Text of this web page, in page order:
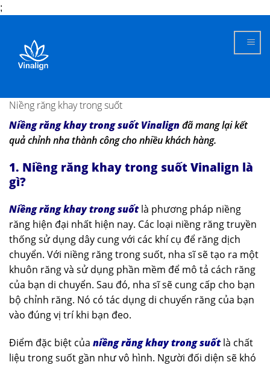
;
content
Niềng răng khay trong suốt
Niềng răng khay trong suốt Vinalignđã mang lại kết
quả chỉnh nha thành công cho nhiều khách hàng.
1. Niềng răng khay trong suốt Vinalign là
gì?
Niềng răng khay trong suốtlà phương pháp niềng
răng hiện đại nhất hiện nay. Các loại niềng răng truyền
thống sử dụng dây cung với các khí cụ để răng dịch
chuyển. Với niềng răng trong suốt, nha sĩ sẽ tạo ra một
khuôn răng và sử dụng phần mềm để mô tả cách răng
của bạn di chuyển. Sau đó, nha sĩ sẽ cung cấp cho bạn
bộ chỉnh răng. Nó có tác dụng di chuyển răng của bạn
vào đúng vị trí khi bạn đeo.
Điểm đặc biệt của niềng răng khay trong suốtlà chất
liệu trong suốt gần như vô hình. Người đối diện sẽ khó